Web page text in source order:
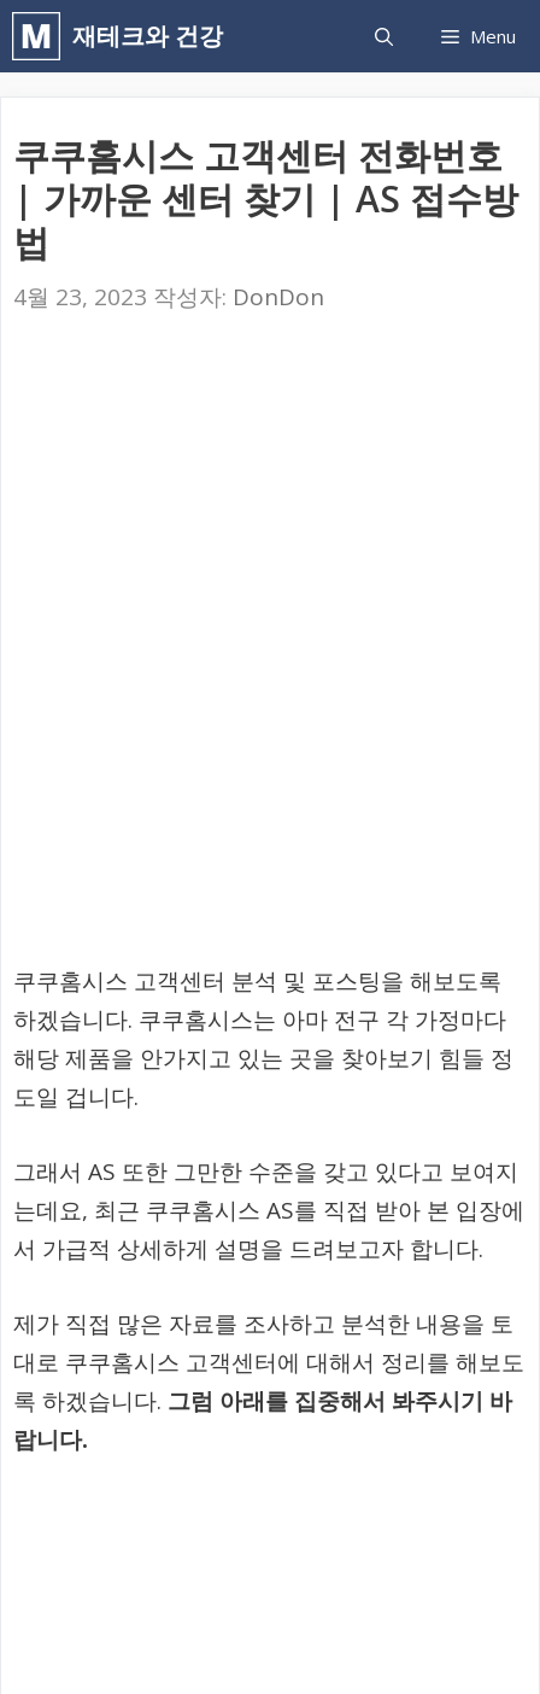
컨
텐
건
뛰
기
재테크와 건강 Menu
쿠쿠홈시스 고객센터 전화번호
| 가까운 센터 찾기 | AS 접수방
법
4월 23, 2023 작성자: DonDon
쿠쿠홈시스 고객센터 분석 및 포스팅을 해보도록
하겠습니다. 쿠쿠홈시스는 아마 전구 각 가정마다
해당 제품을 안가지고 있는 곳을 찾아보기 힘들 정
도일 겁니다.
그래서 AS 또한 그만한 수준을 갖고 있다고 보여지
는데요, 최근 쿠쿠홈시스 AS를 직접 받아 본 입장에
서 가급적 상세하게 설명을 드려보고자 합니다.
제가 직접 많은 자료를 조사하고 분석한 내용을 토
대로 쿠쿠홈시스 고객센터에 대해서 정리를 해보도
록 하겠습니다. 그럼 아래를 집중해서 봐주시기 바
랍니다.